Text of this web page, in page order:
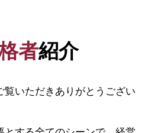
公庫 借入申込書
公庫 金利
者紹介
いただきありがとうござい